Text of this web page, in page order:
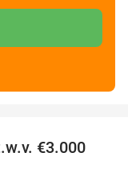
€3.000